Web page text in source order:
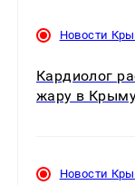
Новости
Кардиолог
жару в
Новости